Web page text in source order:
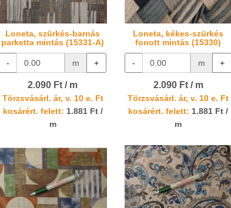
Loneta, szürkés-barnás
parketta mintás (15331-A)
- m +
2.090 Ft / m
Törzsvásárl. ár, v. 10 e. Ft
kosárért. felett: 1.881 Ft /
m
Loneta, kékes-szürkés
fonott mintás (15330)
- m +
2.090 Ft / m
Törzsvásárl. ár, v. 10 e. Ft
kosárért. felett: 1.881 Ft /
m